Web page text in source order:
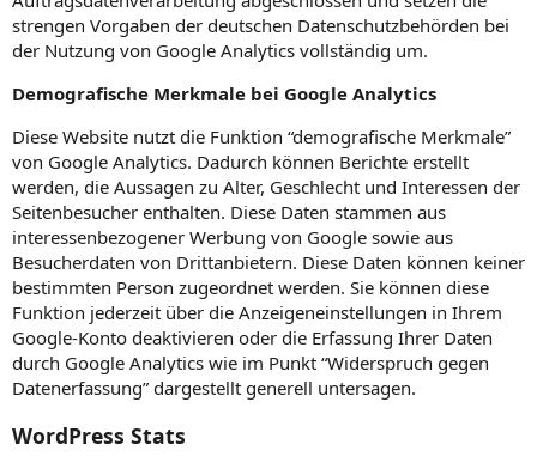
strengen Vorgaben der deutschen Datenschutzbehörden bei
der Nutzung von Google Analytics vollständig um.
Demografische Merkmale bei Google Analytics
Diese Website nutzt die Funktion “demografische Merkmale”
von Google Analytics. Dadurch können Berichte erstellt
werden, die Aussagen zu Alter, Geschlecht und Interessen der
Seitenbesucher enthalten. Diese Daten stammen aus
interessenbezogener Werbung von Google sowie aus
Besucherdaten von Drittanbietern. Diese Daten können keiner
bestimmten Person zugeordnet werden. Sie können diese
Funktion jederzeit über die Anzeigeneinstellungen in Ihrem
Google-Konto deaktivieren oder die Erfassung Ihrer Daten
durch Google Analytics wie im Punkt “Widerspruch gegen
Datenerfassung” dargestellt generell untersagen.
WordPress Stats